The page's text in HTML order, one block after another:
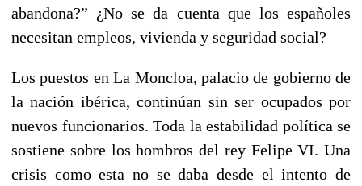
abandona?” ¿No se da cuenta que los españoles
necesitan empleos, vivienda y seguridad social?
Los puestos en La Moncloa, palacio de gobierno de
la nación ibérica, continúan sin ser ocupados por
nuevos funcionarios. Toda la estabilidad política se
sostiene sobre los hombros del rey Felipe VI. Una
crisis como esta no se daba desde el intento de